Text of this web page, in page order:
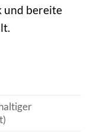
und bereite